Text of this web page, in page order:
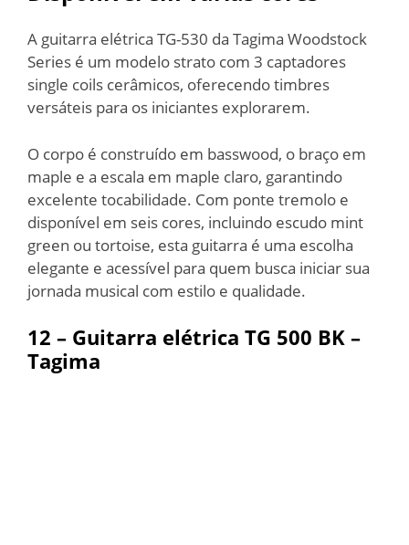
A guitarra elétrica TG-530 da Tagima Woodstock
Series é um modelo strato com 3 captadores
single coils cerâmicos, oferecendo timbres
versáteis para os iniciantes explorarem.
O corpo é construído em basswood, o braço em
maple e a escala em maple claro, garantindo
excelente tocabilidade. Com ponte tremolo e
disponível em seis cores, incluindo escudo mint
green ou tortoise, esta guitarra é uma escolha
elegante e acessível para quem busca iniciar sua
jornada musical com estilo e qualidade.
12 – Guitarra elétrica TG 500 BK –
Tagima